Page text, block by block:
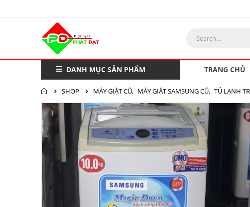
DANH MỤC SẢN PHẨM TRANG CHỦ
SHOP MÁY GIẶT CŨ, MÁY GIẶT SAMSUNG CŨ, TỦ LẠNH